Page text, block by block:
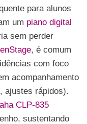
para alunos
um piano digital
sem perder
, é comum
com foco
acompanhamento
ajustes rápidos).
CLP-835
sustentando